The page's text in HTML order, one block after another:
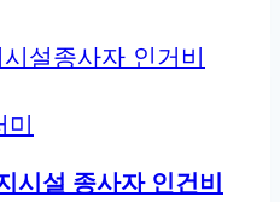
미
시설 종사자 인건비